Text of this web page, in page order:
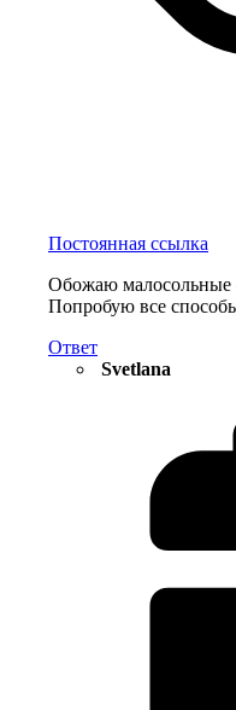
Постоянная ссылка
Обожаю малосольные
Попробую все
Ответ
Svetlana